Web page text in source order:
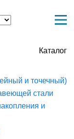
Каталог
и точечный)
стали
и